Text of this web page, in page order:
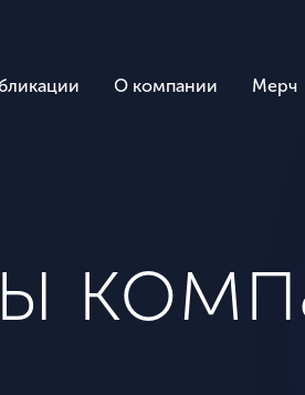
О компании Мерч